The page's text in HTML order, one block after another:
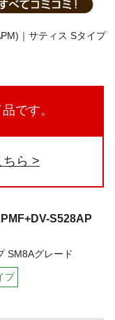
です。
ら
S528AP
SM8Aグレード
プ